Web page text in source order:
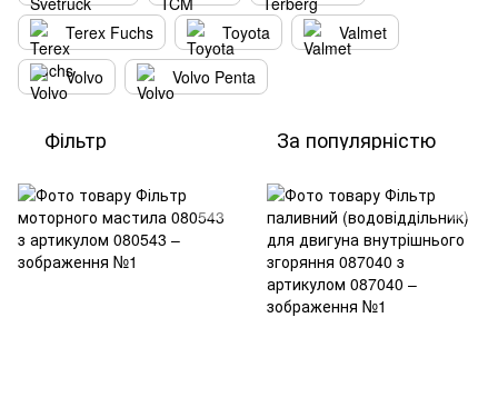
Terex Fuchs
Toyota
Valmet
Volvo
Volvo Penta
Фільтр За популярністю